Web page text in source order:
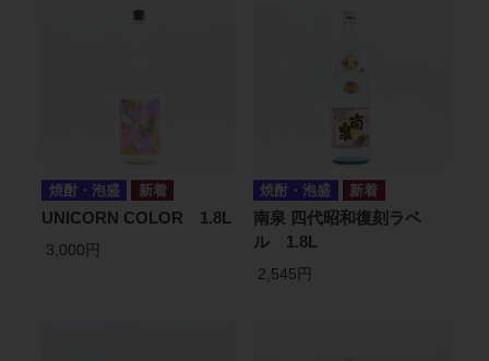
焼酎・泡盛
UNICORN COLOR 1.8L
3,000円
焼酎・泡盛
南泉 四代昭和復刻ラベ
ル 1.8L
2,545円